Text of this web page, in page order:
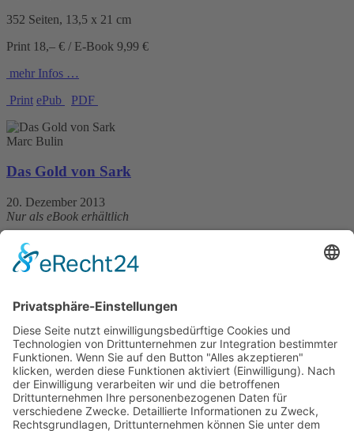
352 Seiten, 13,5 x 21 cm
Print 18,– € / E-Book 9,99 €
mehr Infos …
Print ePub PDF
Marc Bulin
Das Gold von Sark
20. Dezember 2013
Nur als eBook erhältlich
320 Seiten
5,99 €
Bastian Zach
Hell over Wacken
10. Juni 2026
sofort lieferbar